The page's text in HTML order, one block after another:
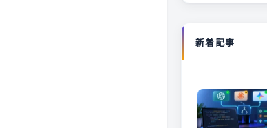
新着記事